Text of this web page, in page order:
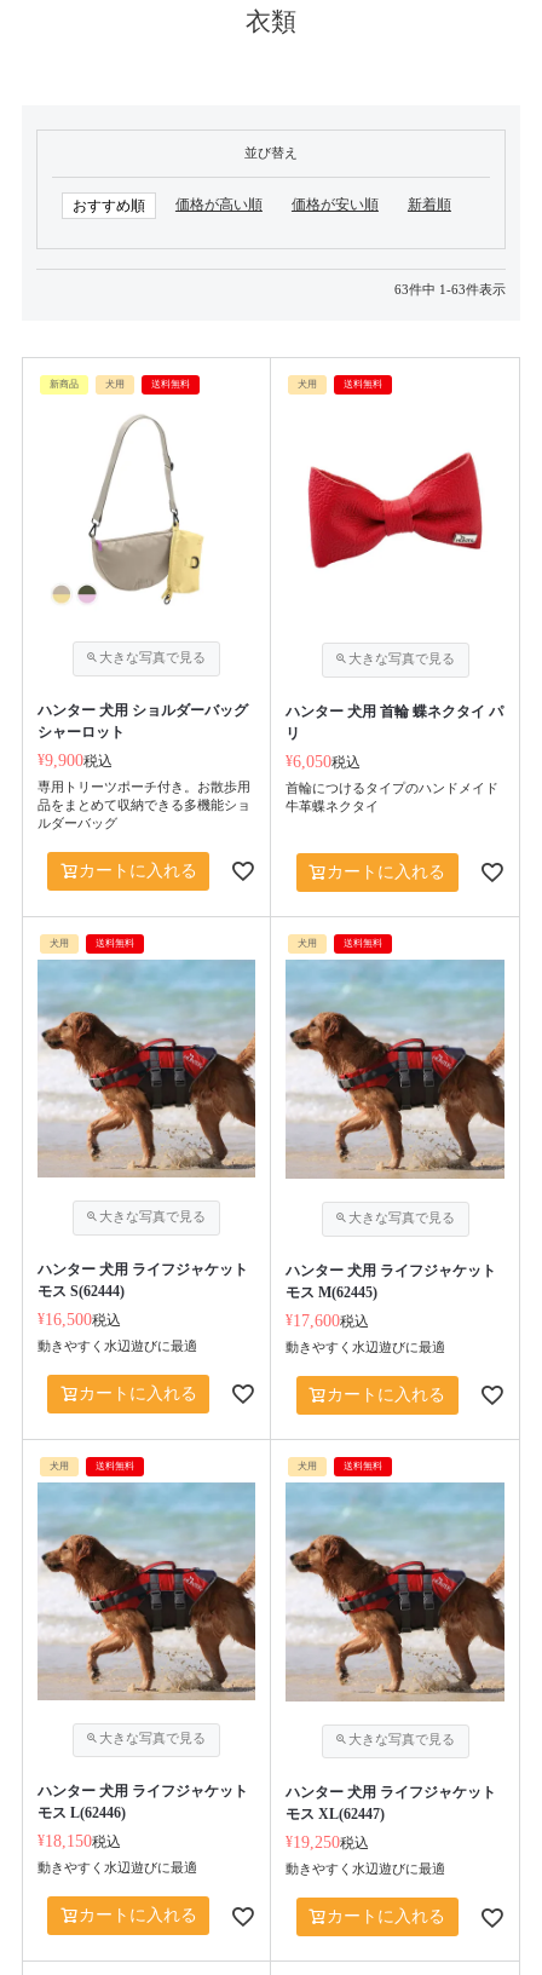
衣類
並び替え
おすすめ順 価格が高い順 価格が安い順 新着順
63件中 1-63件表示
新商品 犬用 送料無料
ハンター 犬用 ショルダーバッグ
シャーロット
¥9,900税込
専用トリーツポーチ付き。お散歩用
品をまとめて収納できる多機能ショ
ルダーバッグ
カートに入れる
犬用 送料無料
ハンター 犬用 首輪 蝶ネクタイ パ
リ
¥6,050税込
首輪につけるタイプのハンドメイド
牛革蝶ネクタイ
カートに入れる
犬用 送料無料
ハンター 犬用 ライフジャケット
モス S(62444)
¥16,500税込
動きやすく水辺遊びに最適
カートに入れる
犬用 送料無料
ハンター 犬用 ライフジャケット
モス M(62445)
¥17,600税込
動きやすく水辺遊びに最適
カートに入れる
犬用 送料無料
ハンター 犬用 ライフジャケット
モス L(62446)
¥18,150税込
動きやすく水辺遊びに最適
カートに入れる
犬用 送料無料
ハンター 犬用 ライフジャケット
モス XL(62447)
¥19,250税込
動きやすく水辺遊びに最適
カートに入れる